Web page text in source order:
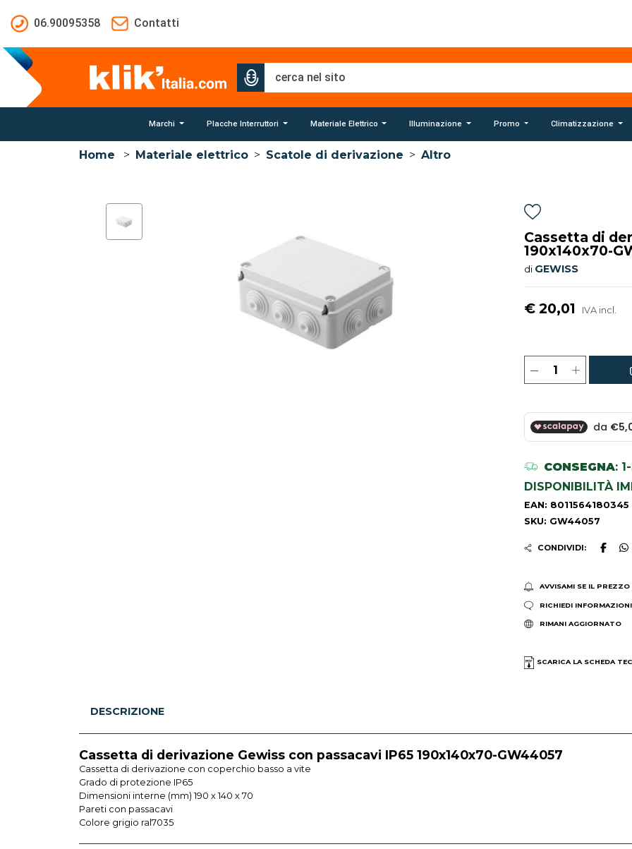
06.90095358
Contatti
Marchi Placche Interruttori Materiale Elettrico Illuminazione Promo Climatizzazione
Home > Materiale elettrico > Scatole di derivazione > Altro
Cassetta di
190x140x70-
di GEWISS
€ 20,01 IVA incl.
CONSEGNA:
DISPONIBILITÀ
EAN: 8011564180345
SKU: GW44057
CONDIVIDI:
AVVISAMI SE IL PREZZO
RICHIEDI INFORMAZIONI
RIMANI AGGIORNATO
SCARICA LA SCHEDA
DESCRIZIONE
Cassetta di derivazione Gewiss con passacavi IP65 190x140x70-GW44057
Cassetta di derivazione con coperchio basso a vite
Grado di protezione IP65
Dimensioni interne (mm) 190 x 140 x 70
Pareti con passacavi
Colore grigio ral7035